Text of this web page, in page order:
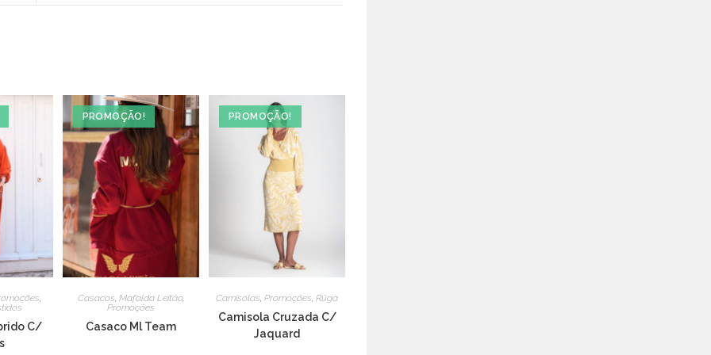
C/
PROMOÇÃO!
Casacos Mafalda Leitão,
Promoções
Casaco Ml Team
PROMOÇÃO!
Camisolas ,Promoções ,Rüga
Camisola Cruzada C/
Jaquard